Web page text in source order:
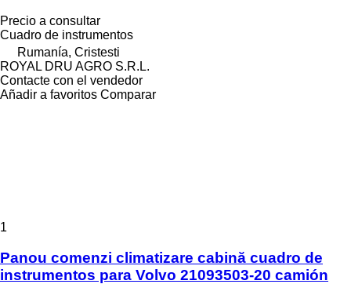
Precio a consultar
Cuadro de instrumentos
Rumanía, Cristesti
ROYAL DRU AGRO S.R.L.
Contacte con el vendedor
Añadir a favoritos Comparar
1
Panou comenzi climatizare cabină cuadro de
instrumentos para Volvo 21093503-20 camión